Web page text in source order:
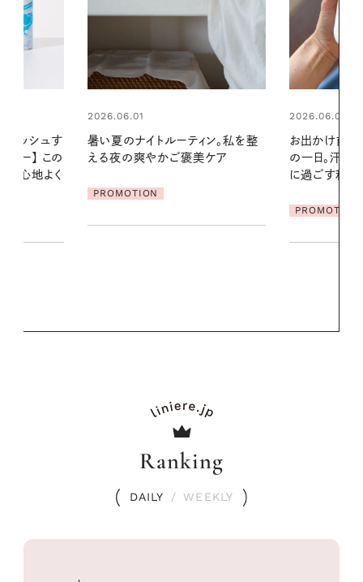
ン。私を整
ケア
2026.06.01
お出かけ前のひと手間で変わる、夏
の一日。汗ばむ季節を「ごきげん」
2026.06.01
真夏に向け
やりジェルと
地よくうるお
Ranking
DAILY / WEEKLY